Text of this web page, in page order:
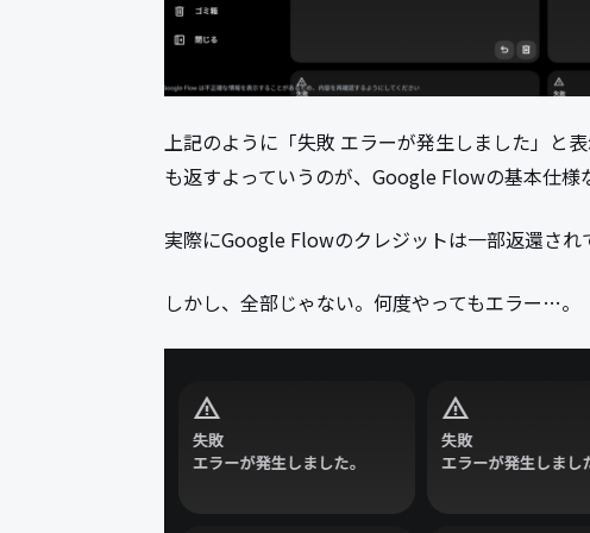
上記のように「失敗 エラーが発生しました」と
も返すよっていうのが、Google Flowの基本仕様
実際にGoogle Flowのクレジットは一部返還され
しかし、全部じゃない。何度やってもエラー…。